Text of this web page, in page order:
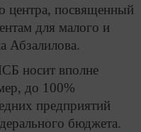
центра, посвященный
для малого и
Абзалилова.
носит вполне
до 100%
предприятий
бюджета.